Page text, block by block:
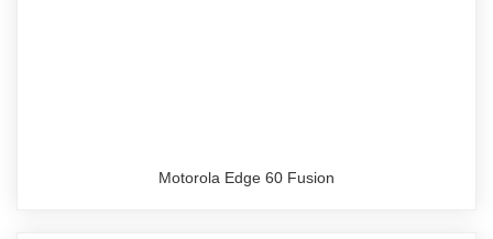
Motorola Edge 60 Fusion